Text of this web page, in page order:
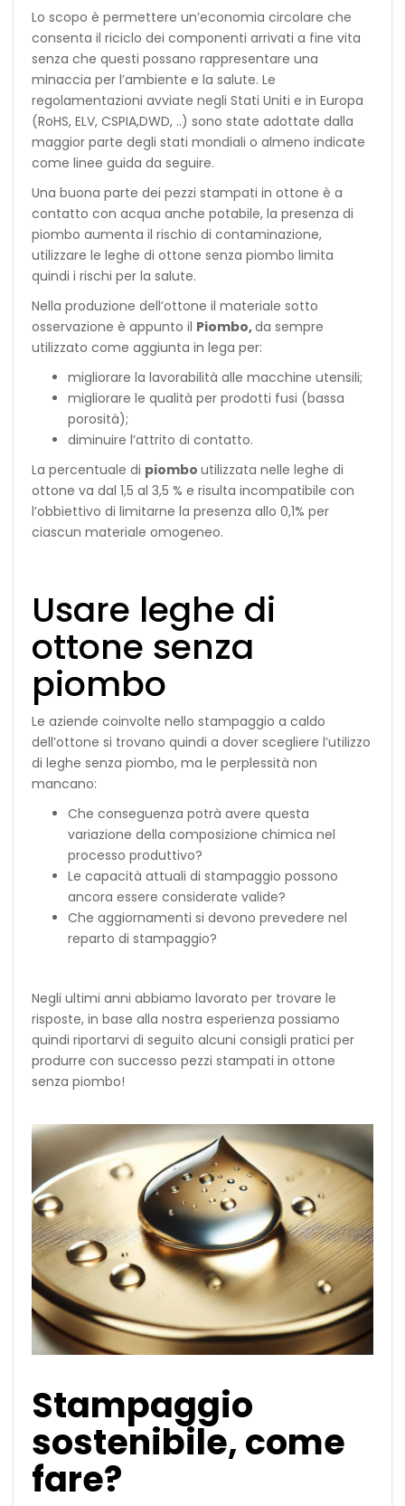
Lo scopo è permettere un’economia circolare che
consenta il riciclo dei componenti arrivati a fine vita
senza che questi possano rappresentare una
minaccia per l’ambiente e la salute. Le
regolamentazioni avviate negli Stati Uniti e in Europa
(RoHS, ELV, CSPIA,DWD, ..) sono state adottate dalla
maggior parte degli stati mondiali o almeno indicate
come linee guida da seguire.
Una buona parte dei pezzi stampati in ottone è a
contatto con acqua anche potabile, la presenza di
piombo aumenta il rischio di contaminazione,
utilizzare le leghe di ottone senza piombo limita
quindi i rischi per la salute.
Nella produzione dell’ottone il materiale sotto
osservazione è appunto il Piombo,da sempre
utilizzato come aggiunta in lega per:
migliorare la lavorabilità alle macchine utensili;
migliorare le qualità per prodotti fusi (bassa
porosità);
diminuire l’attrito di contatto.
La percentuale di piombo utilizzata nelle leghe di
ottone va dal 1,5 al 3,5 % e risulta incompatibile con
l’obbiettivo di limitarne la presenza allo 0,1% per
ciascun materiale omogeneo.
Usare leghe di
ottone senza
piombo
Le aziende coinvolte nello stampaggio a caldo
dell’ottone si trovano quindi a dover scegliere l’utilizzo
di leghe senza piombo, ma le perplessità non
mancano:
Che conseguenza potrà avere questa
variazione della composizione chimica nel
processo produttivo?
Le capacità attuali di stampaggio possono
ancora essere considerate valide?
Che aggiornamenti si devono prevedere nel
reparto di stampaggio?
Negli ultimi anni abbiamo lavorato per trovare le
risposte, in base alla nostra esperienza possiamo
quindi riportarvi di seguito alcuni consigli pratici per
produrre con successo pezzi stampati in ottone
senza piombo!
Stampaggio
sostenibile, come
fare?